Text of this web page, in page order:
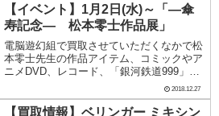
【イベント】1月2日(水)～「―傘
寿記念― 松本零士作品展」
電脳遊幻組で買取させていただくなかで松
本零士先生の作品アイテム、コミックやア
ニメDVD、レコード、「銀河鉄道999」や
「宇宙戦艦ヤマト」のプラモ、フィギュア
などいろいろの買取事例があります。先日
買取しましたレコードの中にも「組曲 銀
2018.12.27
【買取情報】ベリンガー ミキシン